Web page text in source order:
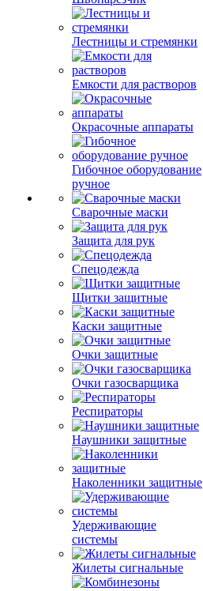
Лестницы и стремянки
Емкости для растворов
Окрасочные аппараты
Гибочное оборудование
ручное
Сварочные маски
Защита для рук
Спецодежда
Щитки защитные
Каски защитные
Очки защитные
Очки газосварщика
Респираторы
Наушники защитные
Наколенники защитные
Удерживающие
системы
Жилеты сигнальные